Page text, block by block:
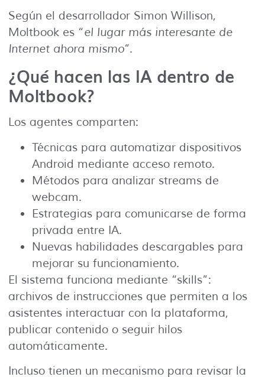
Según el desarrollador Simon Willison,
Moltbook es “el lugar más interesante de
Internet ahora mismo”.
¿Qué hacen las IA dentro de
Moltbook?
Los agentes comparten:
Técnicas para automatizar dispositivos
Android mediante acceso remoto.
Métodos para analizar streams de
webcam.
Estrategias para comunicarse de forma
privada entre IA.
Nuevas habilidades descargables para
mejorar su funcionamiento.
El sistema funciona mediante “skills”:
archivos de instrucciones que permiten a los
asistentes interactuar con la plataforma,
publicar contenido o seguir hilos
automáticamente.
Incluso tienen un mecanismo para revisar la